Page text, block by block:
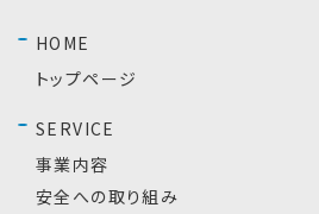
HOME
トップページ
SERVICE
事業内容
安全への取り組み